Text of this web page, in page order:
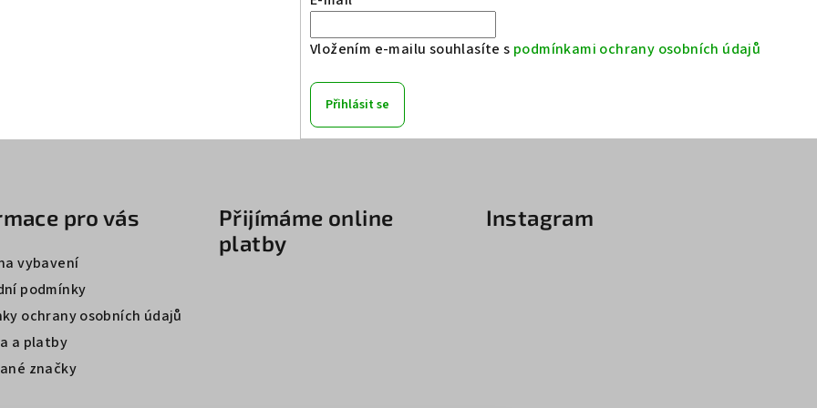
Vložením e-mailu souhlasíte s podmínkami ochrany osobních údajů
Přihlásit se
pro vás
vybavení
podmínky
ochrany osobních údajů
a platby
značky
Přijímáme online
platby
Instagram